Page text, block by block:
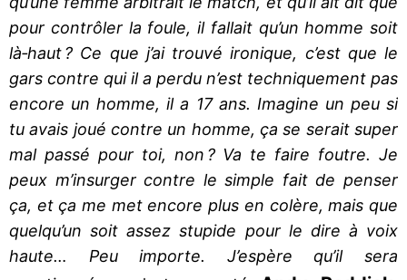
pour contrôler la foule, il fallait qu’un homme soit
là‐haut ? Ce que j’ai trouvé ironique, c’est que le
gars contre qui il a perdu n’est techniquement pas
encore un homme, il a 17 ans. Imagine un peu si
tu avais joué contre un homme, ça se serait super
mal passé pour toi, non ? Va te faire foutre. Je
peux m’insurger contre le simple fait de penser
ça, et ça me met encore plus en colère, mais que
quelqu’un soit assez stupide pour le dire à voix
haute… Peu importe. J’espère qu’il sera